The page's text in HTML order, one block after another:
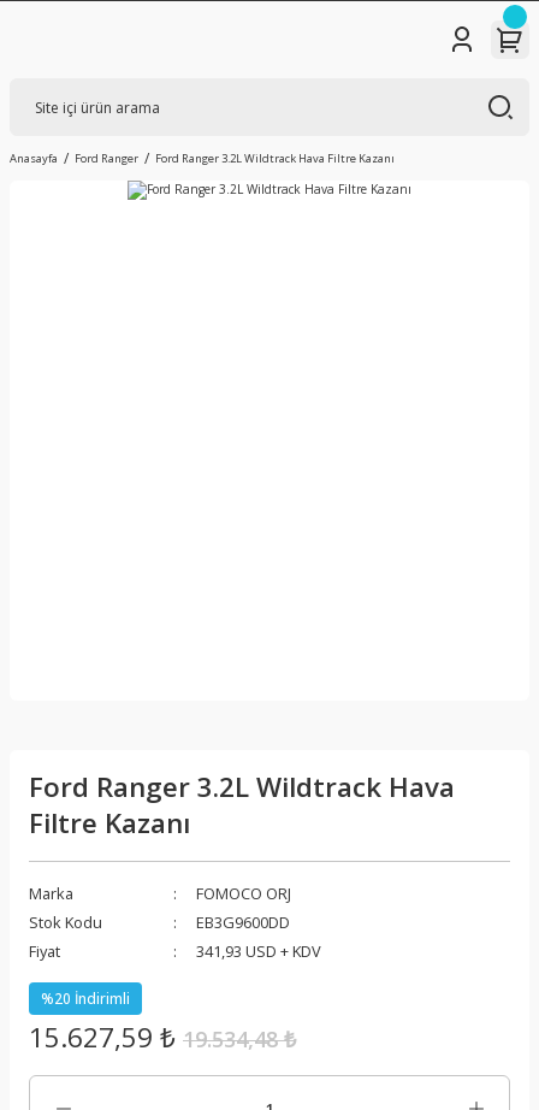
Anasayfa Ford Ranger Ford Ranger 3.2L Wildtrack Hava Filtre Kazanı
Ford Ranger 3.2L Wildtrack Hava
Filtre Kazanı
Marka
FOMOCO ORJ
Stok Kodu
EB3G9600DD
Fiyat
341,93 USD + KDV
%20 İndirimli
15.627,59 ₺ 19.534,48 ₺